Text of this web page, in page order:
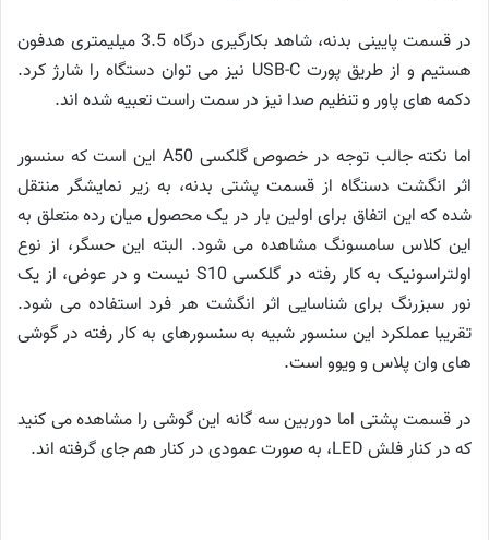
در قسمت پایینی بدنه، شاهد بکارگیری درگاه 3.5 میلیمتری هدفون
هستیم و از طریق پورت USB-C نیز می توان دستگاه را شارژ کرد.
دکمه های پاور و تنظیم صدا نیز در سمت راست تعبیه شده اند.
اما نکته جالب توجه در خصوص گلکسی A50 این است که سنسور
اثر انگشت دستگاه از قسمت پشتی بدنه، به زیر نمایشگر منتقل
شده که این اتفاق برای اولین بار در یک محصول میان رده متعلق به
این کلاس سامسونگ مشاهده می شود. البته این حسگر، از نوع
اولتراسونیک به کار رفته در گلکسی S10 نیست و در عوض، از یک
نور سبزرنگ برای شناسایی اثر انگشت هر فرد استفاده می شود.
تقریبا عملکرد این سنسور شبیه به سنسورهای به کار رفته در گوشی
های وان پلاس و ویوو است.
در قسمت پشتی اما دوربین سه گانه این گوشی را مشاهده می کنید
که در کنار فلش LED، به صورت عمودی در کنار هم جای گرفته اند.